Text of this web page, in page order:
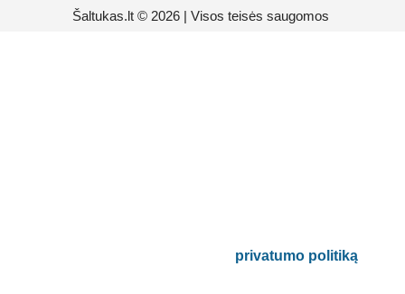
Šaltukas.lt © 2026 | Visos teisės saugomos
privatumo politiką.